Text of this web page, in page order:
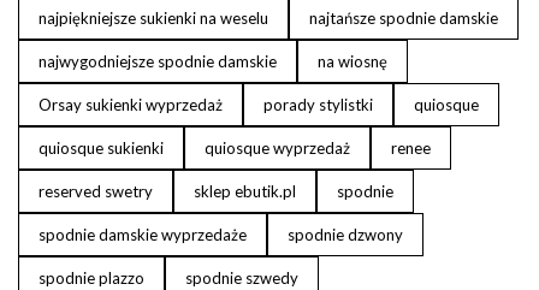
najpiękniejsze sukienki na weselu najtańsze spodnie damskie
najwygodniejsze spodnie damskie na wiosnę
Orsay sukienki wyprzedaż porady stylistki quiosque
quiosque sukienki quiosque wyprzedaż renee
reserved swetry sklep ebutik.pl spodnie
spodnie damskie wyprzedaże spodnie dzwony
spodnie plazzo spodnie szwedy